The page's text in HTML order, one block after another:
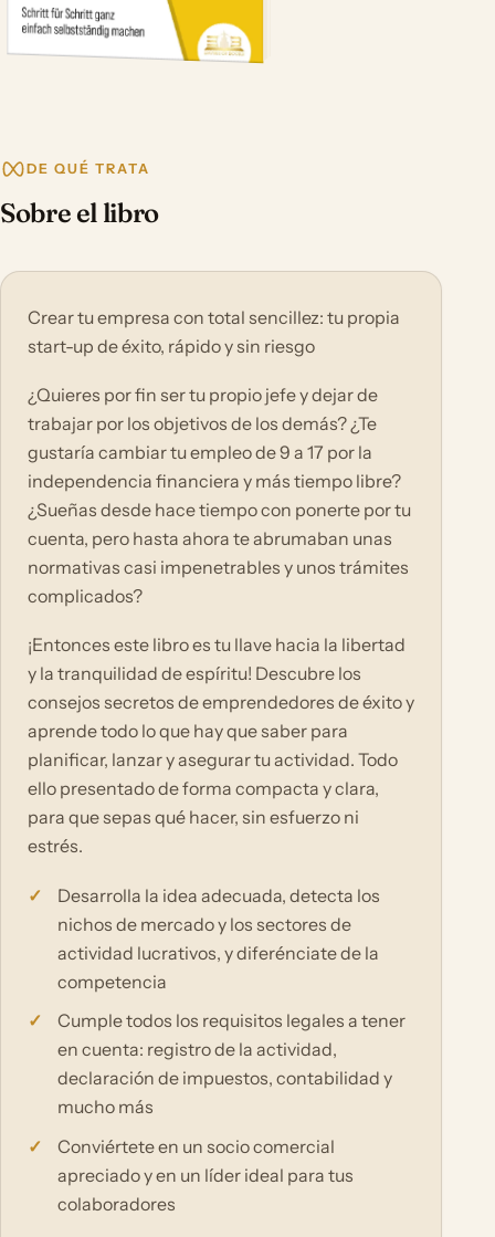
DE QUÉ TRATA
Sobre el libro
Crear tu empresa con total sencillez: tu propia
start-up de éxito, rápido y sin riesgo
¿Quieres por fin ser tu propio jefe y dejar de
trabajar por los objetivos de los demás? ¿Te
gustaría cambiar tu empleo de 9 a 17 por la
independencia financiera y más tiempo libre?
¿Sueñas desde hace tiempo con ponerte por tu
cuenta, pero hasta ahora te abrumaban unas
normativas casi impenetrables y unos trámites
complicados?
¡Entonces este libro es tu llave hacia la libertad
y la tranquilidad de espíritu! Descubre los
consejos secretos de emprendedores de éxito y
aprende todo lo que hay que saber para
planificar, lanzar y asegurar tu actividad. Todo
ello presentado de forma compacta y clara,
para que sepas qué hacer, sin esfuerzo ni
estrés.
Desarrolla la idea adecuada, detecta los
nichos de mercado y los sectores de
actividad lucrativos, y diferénciate de la
competencia
Cumple todos los requisitos legales a tener
en cuenta: registro de la actividad,
declaración de impuestos, contabilidad y
mucho más
Conviértete en un socio comercial
apreciado y en un líder ideal para tus
colaboradores